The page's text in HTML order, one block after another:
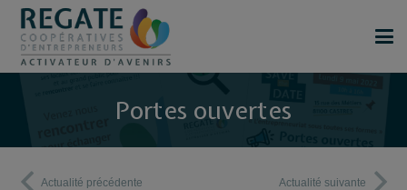
Portes ouvertes
Actualité précédente Actualité suivante